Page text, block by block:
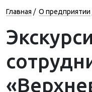
Главная / О предприятии